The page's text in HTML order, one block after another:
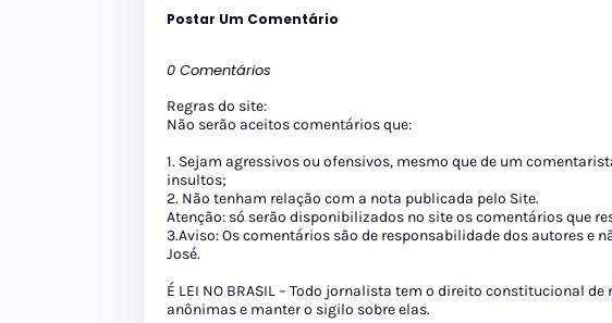
Postar Um Comentário
0 Comentários
Regras do site:
Não serão aceitos comentários que:
1. Sejam agressivos ou ofensivos, mesmo que de um
insultos;
2. Não tenham relação com a nota publicada pelo Site.
Atenção: só serão disponibilizados no site os comentários que
3.Aviso: Os comentários são de responsabilidade dos autores e
José.
É LEI NO BRASIL – Todo jornalista tem o direito constitucional
anônimas e manter o sigilo sobre elas.